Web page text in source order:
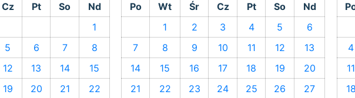
Cz Pt So
Nd
1
5 6 7
8
12 13 14
15
19 20 21
22
Po
Wt Śr Cz Pt So
Nd
1
2 3 4 5
6
7
8 9 10 11 12
13
14
15 16 17 18 19
20
21
22 23 24 25 26
27
4
11